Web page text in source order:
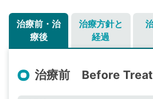
治療前・治
療後
治療前 Before
治療方針と
経過